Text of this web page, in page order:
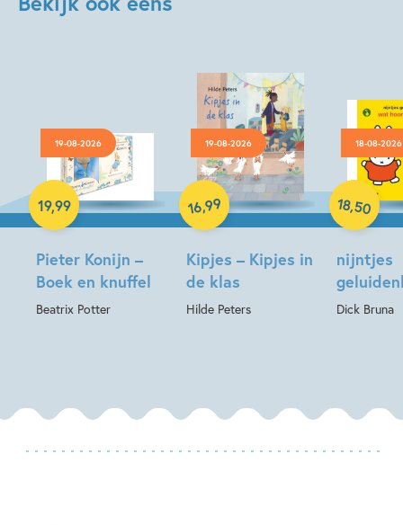
19-08-2026
Pieter Konijn –
Boek en knuffel
Beatrix Potter
19,99
Hardcover
19-08-2026
Kipjes – Kipjes in
de klas
Hilde Peters
16,99
Hardcover
18-08-2026
nijntjes
Dick Bruna
18,50
Hardcover